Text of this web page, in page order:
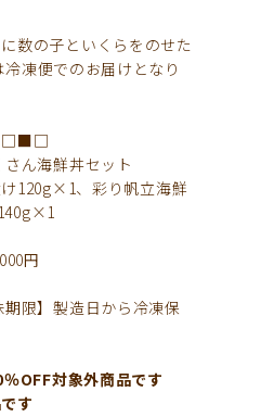
数の子といくらをのせた
冷凍便でのお届けとなり
□■□
さん海鮮丼セット
120g×1、彩り帆立海鮮
円
期限】製造日から冷凍保
OFF対象外商品です
す